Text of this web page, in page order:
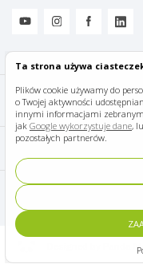
Ta strona używa
Plików cookie używamy do
o Twojej aktywności
innymi informacjami
jak Google wykorzystuje dane,
pozostałych partnerów.
Mazury Travel © 2026
Polityka prywatności
Designed by Panda